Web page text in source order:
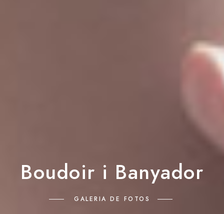
Boudoir i Banyador
GALERIA DE FOTOS